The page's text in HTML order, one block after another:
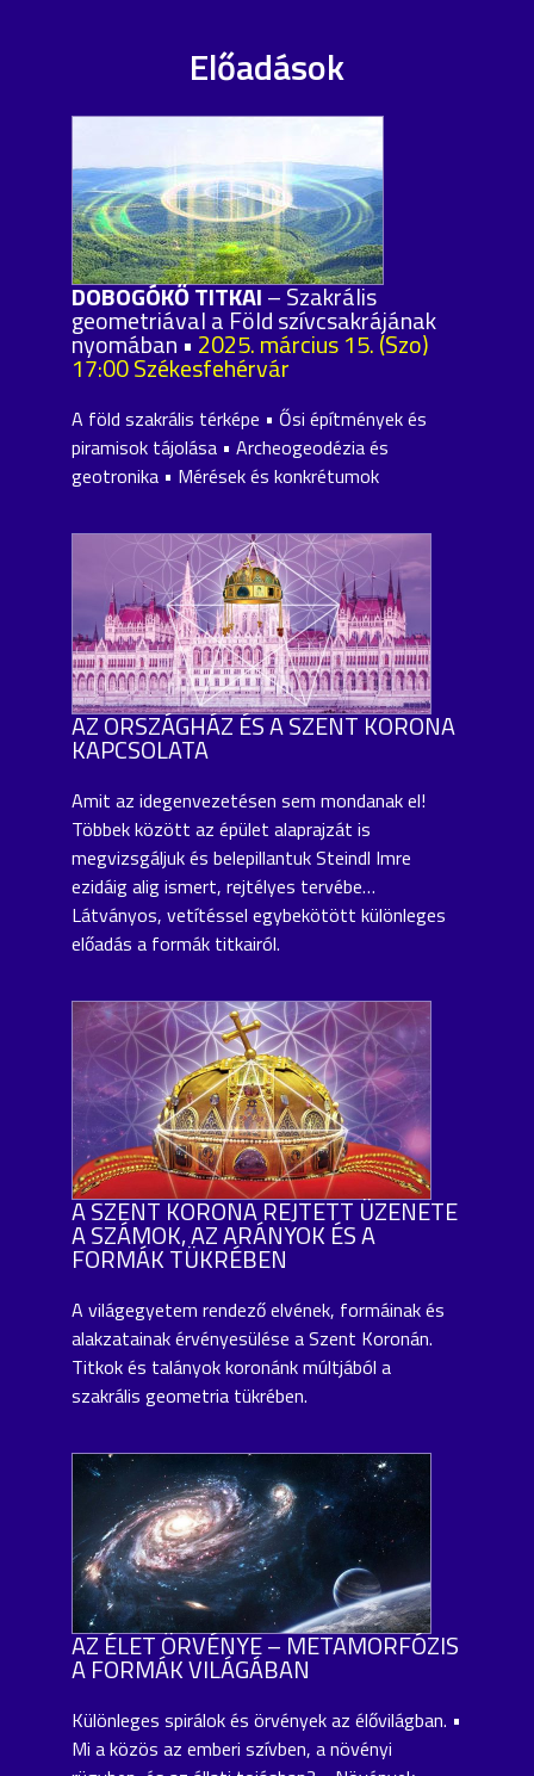
Előadások
DOBOGÓKŐ TITKAI– Szakrális
geometriával a Föld szívcsakrájának
nyomában • 2025. március 15. (Szo)
17:00 Székesfehérvár
A föld szakrális térképe • Ősi építmények és
piramisok tájolása • Archeogeodézia és
geotronika • Mérések és konkrétumok
AZ ORSZÁGHÁZ ÉS A SZENT KORONA
KAPCSOLATA
Amit az idegenvezetésen sem mondanak el!
Többek között az épület alaprajzát is
megvizsgáljuk és belepillantuk Steindl Imre
ezidáig alig ismert, rejtélyes tervébe…
Látványos, vetítéssel egybekötött különleges
előadás a formák titkairól.
A SZENT KORONA REJTETT ÜZENETE
A SZÁMOK, AZ ARÁNYOK ÉS A
FORMÁK TÜKRÉBEN
A világegyetem rendező elvének, formáinak és
alakzatainak érvényesülése a Szent Koronán.
Titkok és talányok koronánk múltjából a
szakrális geometria tükrében.
AZ ÉLET ÖRVÉNYE – METAMORFÓZIS
A FORMÁK VILÁGÁBAN
Különleges spirálok és örvények az élővilágban. •
Mi a közös az emberi szívben, a növényi